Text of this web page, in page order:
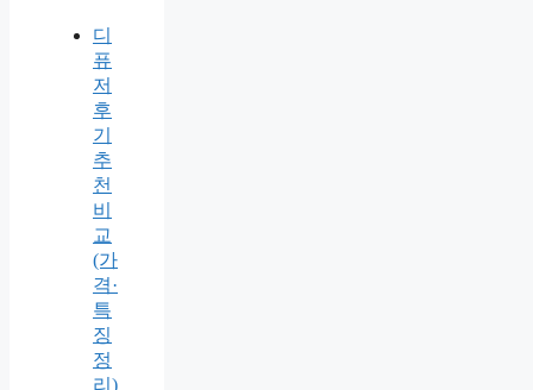
디
퓨
저
후
기
추
천
비
교
(가
격·
특
징
정
리)